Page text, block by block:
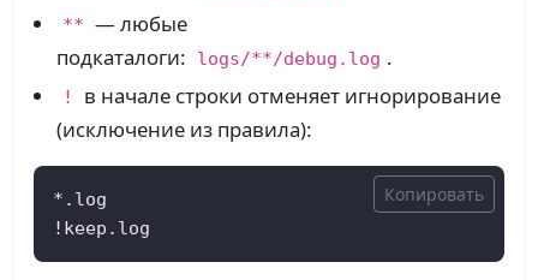
** — любые
подкаталоги:
logs/**/debug.log .
!
в начале строки отменяет игнорирование
(исключение из правила):
*.log
!keep.log
Копировать